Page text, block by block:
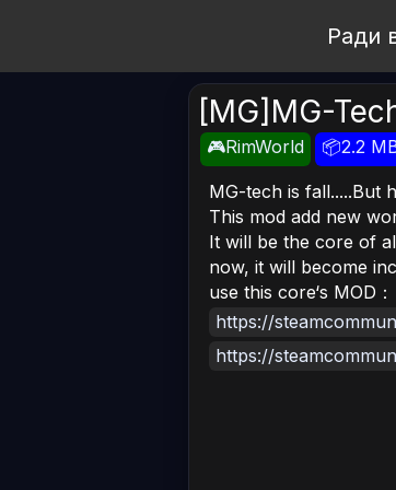
Ради
[MG]MG-
🎮RimWorld 📦2.2
MG-tech is fall.....But
This mod add new
It will be the core of
now, it will become
use this core‘s MOD：
https://
https://